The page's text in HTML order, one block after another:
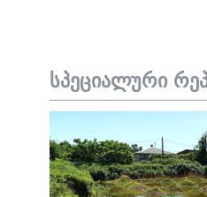
სპეციალური